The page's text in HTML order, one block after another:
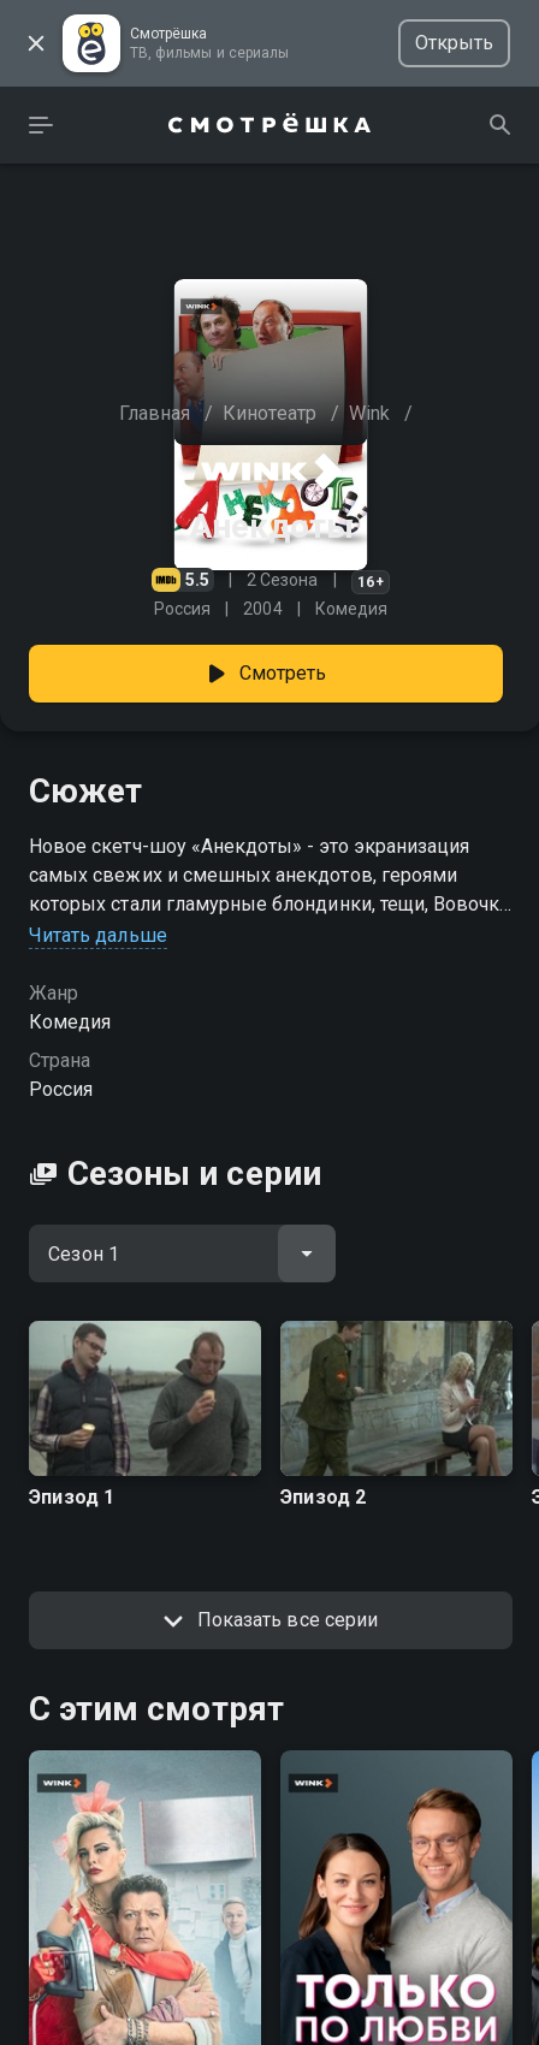
Смотрёшка
ТВ, фильмы и сериалы
Открыть
Главная / Кинотеатр / Wink /
Анекдоты
5.5 2 Сезона 16+
Россия 2004 Комедия
Смотреть
Сюжет
Новое скетч-шоу «Анекдоты» - это экранизация
самых свежих и смешных анекдотов, героями
которых стали гламурные блондинки, тещи, Вовочки
и Казановы в шкафу. В главных ролях шоу снялись
них выбрал себе роль по душе. Андрей Федорцов –
преданный семьянин, поэтому выбрал для себя
роли мужей. Семен Стругачев выбрал анекдоты о
мужской дружбе. А Юрий Гальцев сыграл
армии.
Читать дальше
Жанр
Комедия
Страна
Россия
Сезоны и серии
Эпизод 1 Эпизод 2
Показать все серии
С этим смотрят